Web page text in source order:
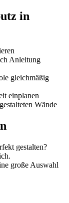
in
Anleitung
gleichmäßig
einplanen
Wände
gestalten?
große Auswahl